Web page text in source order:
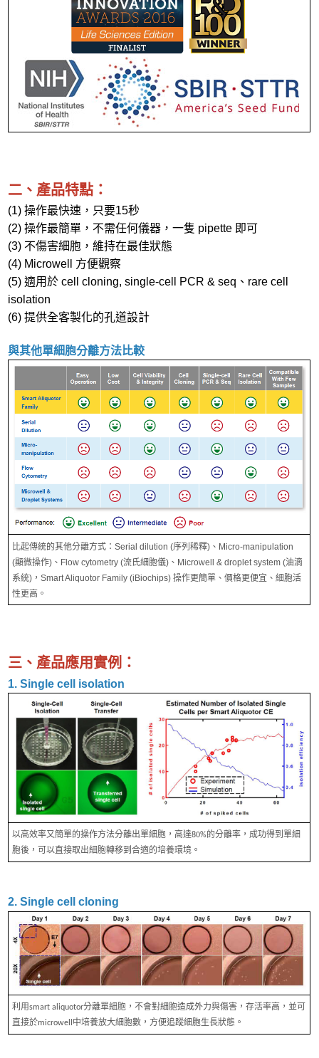
二、產品特點：
(1) 操作最快速，只要15秒
(2) 操作最簡單，不需任何儀器，一隻 pipette 即可
(3) 不傷害細胞，維持在最佳狀態
(4) Microwell 方便觀察
(5) 適用於 cell cloning, single-cell PCR & seq、rare cell
isolation
(6) 提供全客製化的孔道設計
與其他單細胞分離方法比較
比起傳統的其他分離方式：Serial dilution (序列稀釋)、Micro-manipulation
(顯微操作)、Flow cytometry (流氏細胞儀)、Microwell & droplet system (油滴
系統)，Smart Aliquotor Family (iBiochips) 操作更簡單、價格更便宜、細胞活
性更高。
三、產品應用實例：
1. Single cell isolation
以高效率又簡單的操作方法分離出單細胞，高達80%的分離率，成功得到單細
胞後，可以直接取出細胞轉移到合適的培養環境。
2. Single cell cloning
利用smart aliquotor分離單細胞，不會對細胞造成外力與傷害，存活率高，並可
直接於microwell中培養放大細胞數，方便追蹤細胞生長狀態。